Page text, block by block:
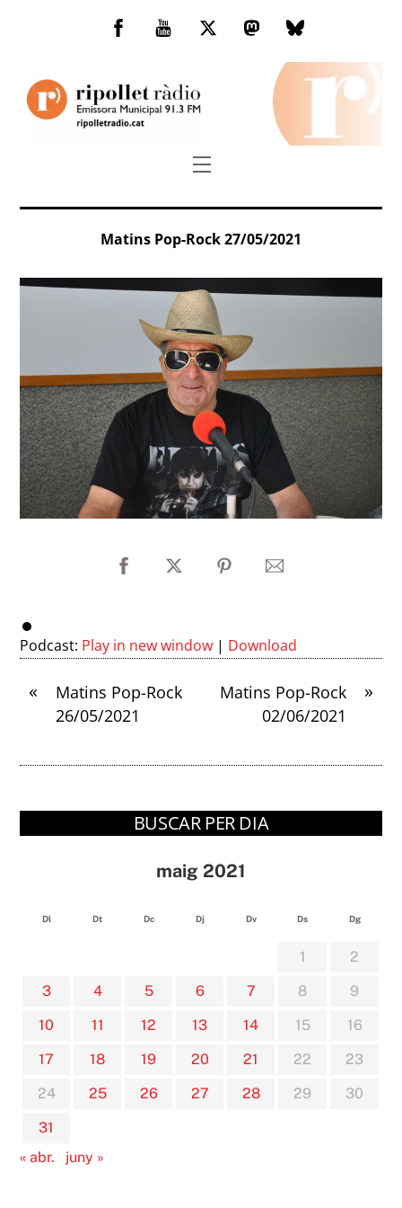
Facebook
You
TwitterMastodonBluesky
Menu
Matins Pop-Rock 27/05/2021
Podcast: Play in new window | Download
«
Matins Pop-Rock
26/05/2021
»
Matins Pop-Rock
02/06/2021
BUSCAR PER DIA
maig 2021
Dl Dt Dc Dj Dv Ds Dg
1
2
3
4 5 6 7 8
9
10
11 12 13 14 15
16
17
18 19 20 21 22
23
24
25 26 27 28 29
30
31
« abr.
juny »